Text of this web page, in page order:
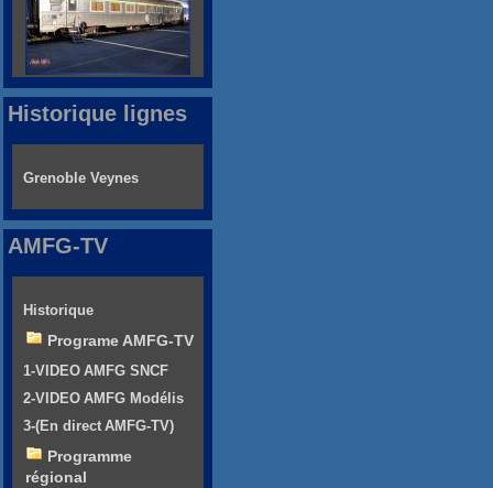
Historique lignes
Grenoble Veynes
AMFG-TV
Historique
Programe AMFG-TV
1-VIDEO AMFG SNCF
2-VIDEO AMFG Modélis
3-(En direct AMFG-TV)
Programme
régional